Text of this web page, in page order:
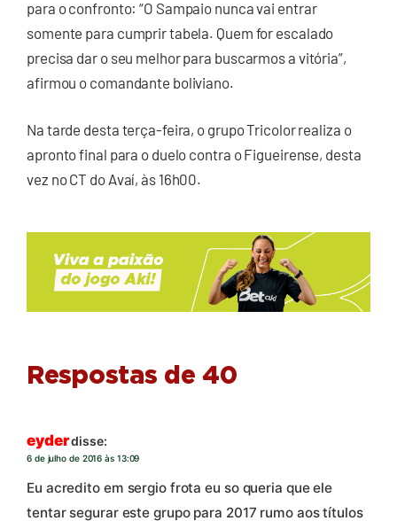
para o confronto: “O Sampaio nunca vai entrar
somente para cumprir tabela. Quem for escalado
precisa dar o seu melhor para buscarmos a vitória”,
afirmou o comandante boliviano.
Na tarde desta terça-feira, o grupo Tricolor realiza o
apronto final para o duelo contra o Figueirense, desta
vez no CT do Avaí, às 16h00.
Respostas de 40
eyderdisse:
6 de julho de 2016 às 13:09
Eu acredito em sergio frota eu so queria que ele
tentar segurar este grupo para 2017 rumo aos títulos